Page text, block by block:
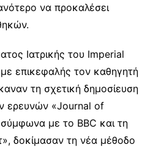
να προκαλέσει
Ιατρικής του Imperial
επικεφαλής τον καθηγητή
τη σχετική δημοσίευση
ερευνών «Journal of
με το BBC και τη
δοκίμασαν τη νέα μέθοδο